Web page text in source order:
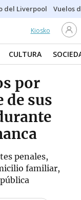
del Liverpool Vuelos
Kiosko
CULTURA
por
de sus
penales,
familiar,